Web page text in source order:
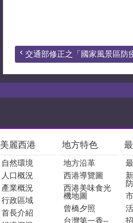
交通部修正之「國家風景區防
美麗西港
自然環境
人口概況
產業概況
行政區域
首長介紹
地方特色
地方沿革
西港導覽圖
西港美味食光
機地圖
曾橋夕照
台灣第一香--